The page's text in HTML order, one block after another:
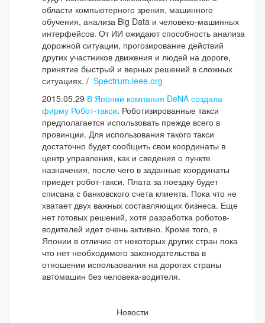
области компьютерного зрения, машинного
обучения, анализа Big Data и человеко-машинных
интерфейсов. От ИИ ожидают способность анализа
дорожной ситуации, прогозирование действий
других участников движения и людей на дороге,
принятие быстрый и верных решений в сложных
ситуациях. / Spectrum.ieee.org
2015.05.29 В Японии компания DeNA создала
фирму Робот-такси. Роботизированные такси
предполагается использовать прежде всего в
провинции. Для использования такого такси
достаточно будет сообщить свои координаты в
центр управления, как и сведения о пункте
назначения, после чего в заданные координаты
приедет робот-такси. Плата за поездку будет
списана с банковского счета клиента. Пока что не
хватает двух важных составляющих бизнеса. Еще
нет готовых решений, хотя разработка роботов-
водителей идет очень активно. Кроме того, в
Японии в отличие от некоторых других стран пока
что нет необходимого законодательства в
отношении использования на дорогах страны
автомашин без человека-водителя.
Новости